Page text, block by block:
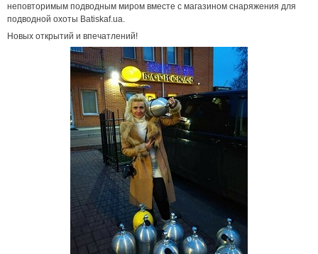
неповторимым подводным миром вместе с магазином снаряжения для
подводной охоты Batiskaf.ua.
Новых открытий и впечатлений!